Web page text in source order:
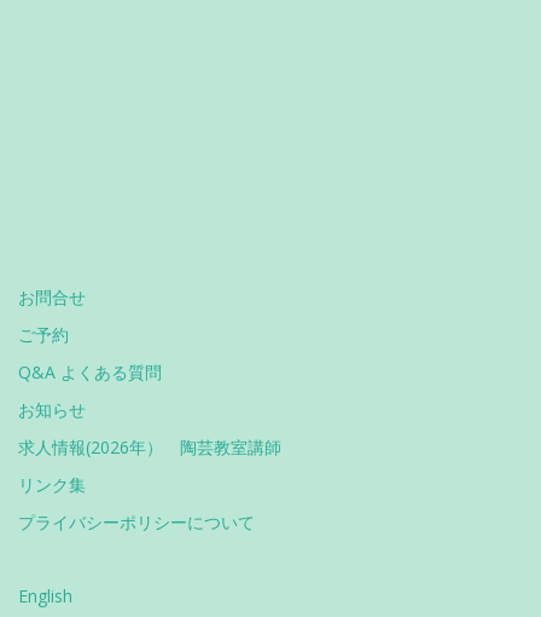
お問合せ
ご予約
Q&A よくある質問
お知らせ
求人情報(2026年） 陶芸教室講師
リンク集
プライバシーポリシーについて
English